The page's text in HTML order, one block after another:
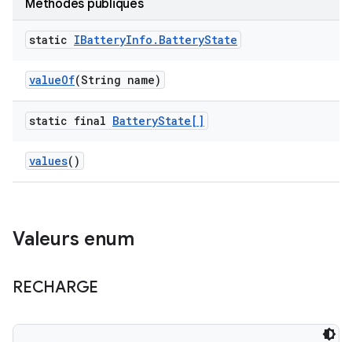
Méthodes publiques
static IBatteryInfo . BatteryState
valueOf(String name)
static final BatteryState[]
values()
Valeurs enum
RECHARGE